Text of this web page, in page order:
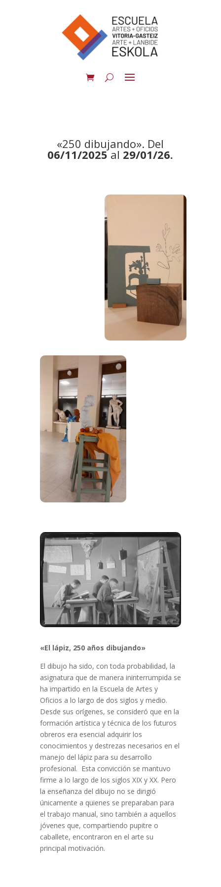
«250 dibujando». Del
06/11/2025al 29/01/26.
«El lápiz, 250 años dibujando»
El dibujo ha sido, con toda probabilidad, la
asignatura que de manera ininterrumpida se
ha impartido en la Escuela de Artes y
Oficios a lo largo de dos siglos y medio.
Desde sus orígenes, se consideró que en la
formación artística y técnica de los futuros
obreros era esencial adquirir los
conocimientos y destrezas necesarios en el
manejo del lápiz para su desarrollo
profesional. Esta convicción se mantuvo
firme a lo largo de los siglos XIX y XX. Pero
la enseñanza del dibujo no se dirigió
únicamente a quienes se preparaban para
el trabajo manual, sino también a aquellos
jóvenes que, compartiendo pupitre o
caballete, encontraron en el arte su
principal motivación.